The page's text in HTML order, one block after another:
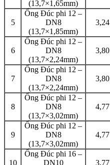
(13,7×1,65mm)
5
Ống Đúc phi 12 –
DN8
(13,7×1,85mm)
3,24
6
Ống Đúc phi 12 –
DN8
(13,7×2,24mm)
3,80
7
Ống Đúc phi 12 –
DN8
(13,7×2,24mm)
3,80
8
Ống Đúc phi 12 –
DN8
(13,7×3,02mm)
4,77
9
Ống Đúc phi 12 –
DN8
(13,7×3,02mm)
4,77
10
Ống Đúc phi 16 –
DN10
3,77